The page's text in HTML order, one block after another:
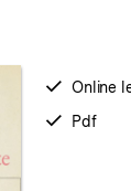
Online
verfügbar
Pdf